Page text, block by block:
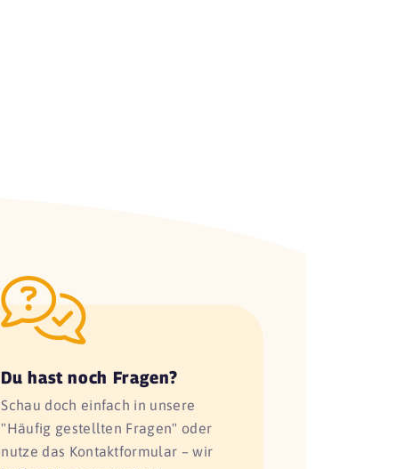
Du hast noch Fragen?
Schau doch einfach in unsere
"Häufig gestellten Fragen" oder
nutze das Kontaktformular – wir